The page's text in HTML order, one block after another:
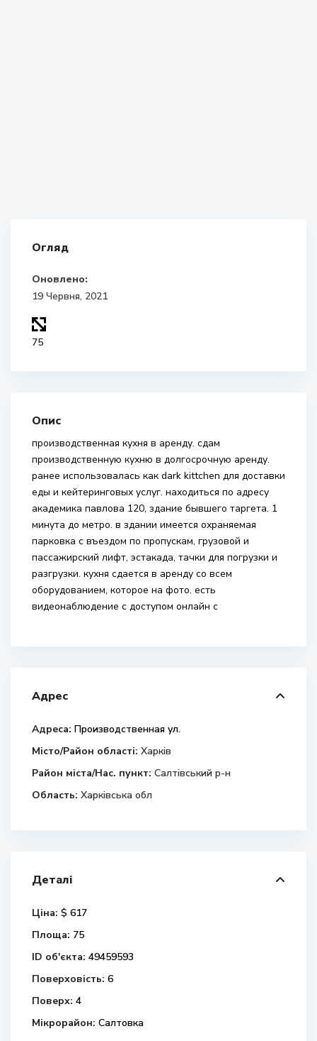
Огляд
Оновлено:
19 Червня, 2021
75
Опис
производственная кухня в аренду. сдам
производственную кухню в долгосрочную аренду.
ранее использовалась как dark kittchen для доставки
еды и кейтеринговых услуг. находиться по адресу
академика павлова 120, здание бывшего таргета. 1
минута до метро. в здании имеется охраняемая
парковка с въездом по пропускам, грузовой и
пассажирский лифт, эстакада, тачки для погрузки и
разгрузки. кухня сдается в аренду со всем
оборудованием, которое на фото. есть
видеонаблюдение с доступом онлайн с
Адрес
Адреса: Производственная ул.
Місто/Район області: Харків
Район міста/Нас. пункт: Салтівський р-н
Область: Харківська обл
Деталі
Ціна: $ 617
Площа: 75
ID об'єкта: 49459593
Поверховість: 6
Поверх: 4
Мікрорайон: Салтовка